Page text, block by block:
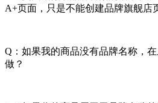
A+页面，只是不能创建品牌旗舰店
Q：如果我的商品没有品牌名称，
做？